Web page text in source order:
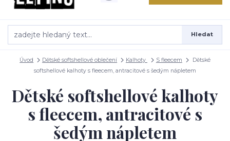
Hledat
Úvod Dětské softshellové oblečení Kalhoty S fleecem
Dětské
softshellové kalhoty s fleecem, antracitové s šedým nápletem
Dětské softshellové kalhoty
s fleecem, antracitové s
šedým nápletem